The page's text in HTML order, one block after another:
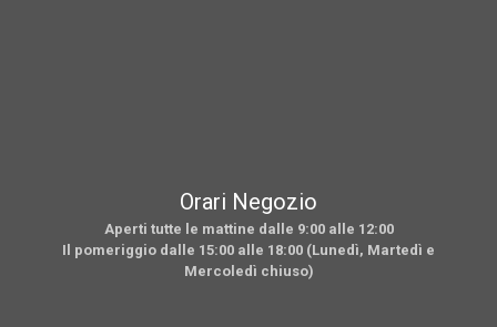
Orari Negozio
Aperti tutte le mattine dalle 9:00 alle 12:00
Il pomeriggio dalle 15:00 alle 18:00 (Lunedì, Martedì e
Mercoledì chiuso)